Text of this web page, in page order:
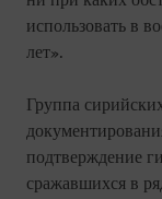
использовать в
лет».
Группа
подтверждение
сражавшихся в